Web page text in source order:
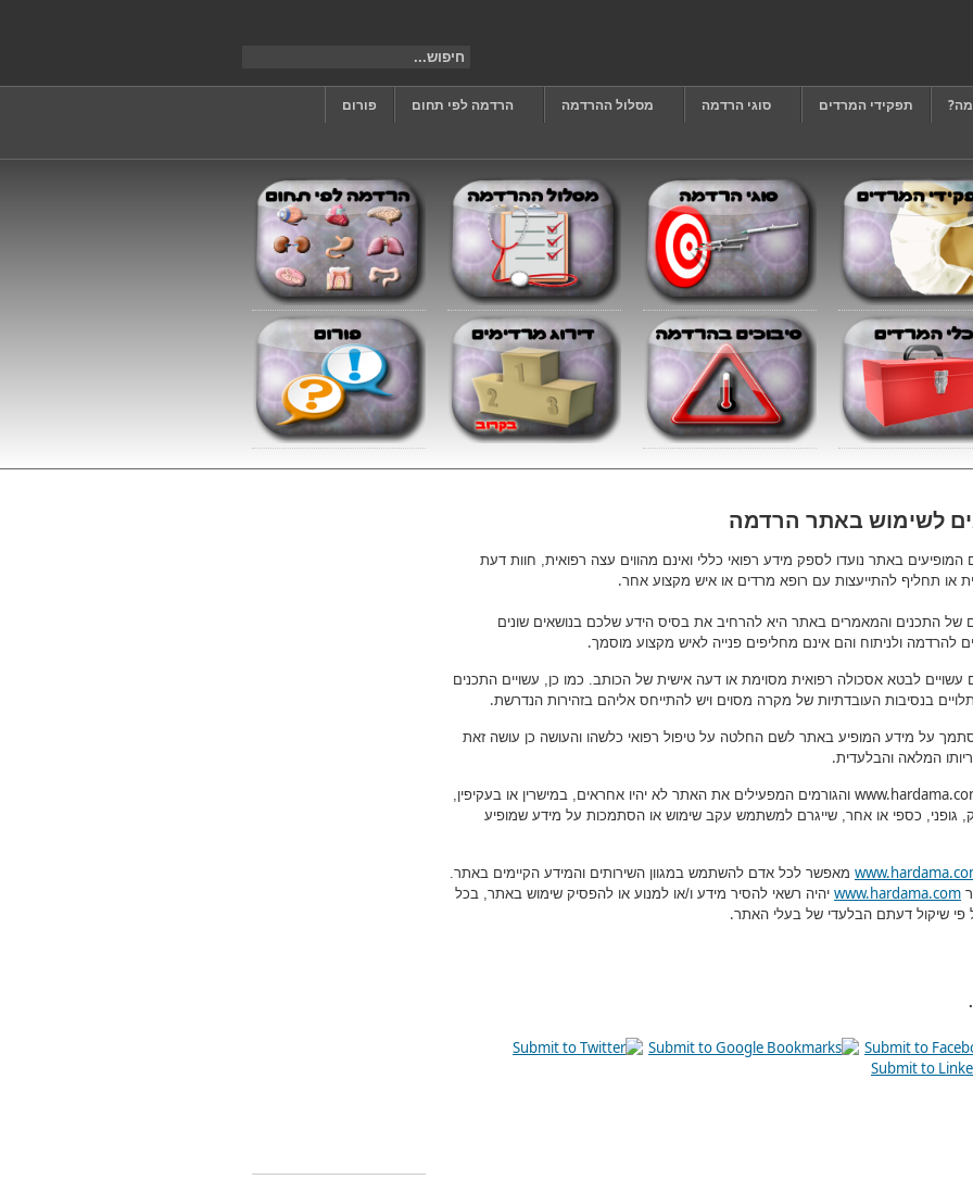
תפקידי המרדים סוגי הרדמה מסלול ההרדמה הרדמה לפי תחום
פורום
לשימוש באתר הרדמה
המופיעים באתר נועדו לספק מידע רפואי כללי ואינם מהווים עצה רפואית, חוות דעת
או תחליף להתייעצות עם רופא מרדים או איש מקצוע אחר.
של התכנים והמאמרים באתר היא להרחיב את בסיס הידע שלכם בנושאים שונים
להרדמה ולניתוח והם אינם מחליפים פנייה לאיש מקצוע מוסמך.
עשויים לבטא אסכולה רפואית מסוימת או דעה אישית של הכותב. כמו כן, עשויים התכנים
בנסיבות העובדתיות של מקרה מסוים ויש להתייחס אליהם בזהירות הנדרשת.
על מידע המופיע באתר לשם החלטה על טיפול רפואי כלשהו והעושה כן עושה זאת
המלאה והבלעדית.
והגורמים המפעילים את האתר לא יהיו אחראים, במישרין או בעקיפין,
גופני, כספי או אחר, שייגרם למשתמש עקב שימוש או הסתמכות על מידע שמופיע
מאפשר לכל אדם להשתמש במגוון השירותים והמידע הקיימים באתר.
www.hardama.com יהיה רשאי להסיר מידע ו/או למנוע או להפסיק שימוש באתר, בכל
פי שיקול דעתם הבלעדי של בעלי האתר.